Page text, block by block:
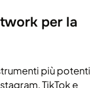
per la
più potenti
TikTok e